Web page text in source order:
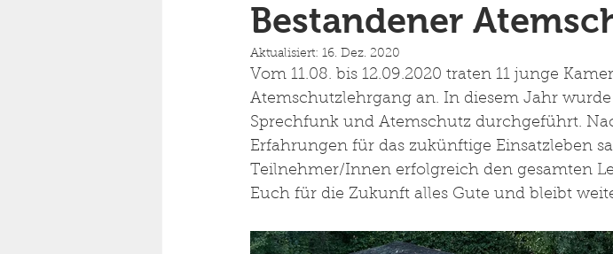
Bestandener
Aktualisiert: 16. Dez. 2020
Vom 11.08. bis 12.09.2020 traten 11 junge
Atemschutzlehrgang an. In diesem Jahr
Sprechfunk und Atemschutz durchgeführt.
Erfahrungen für das zukünftige Einsatzleben
Teilnehmer/Innen erfolgreich den gesamten
Euch für die Zukunft alles Gute und bleibt